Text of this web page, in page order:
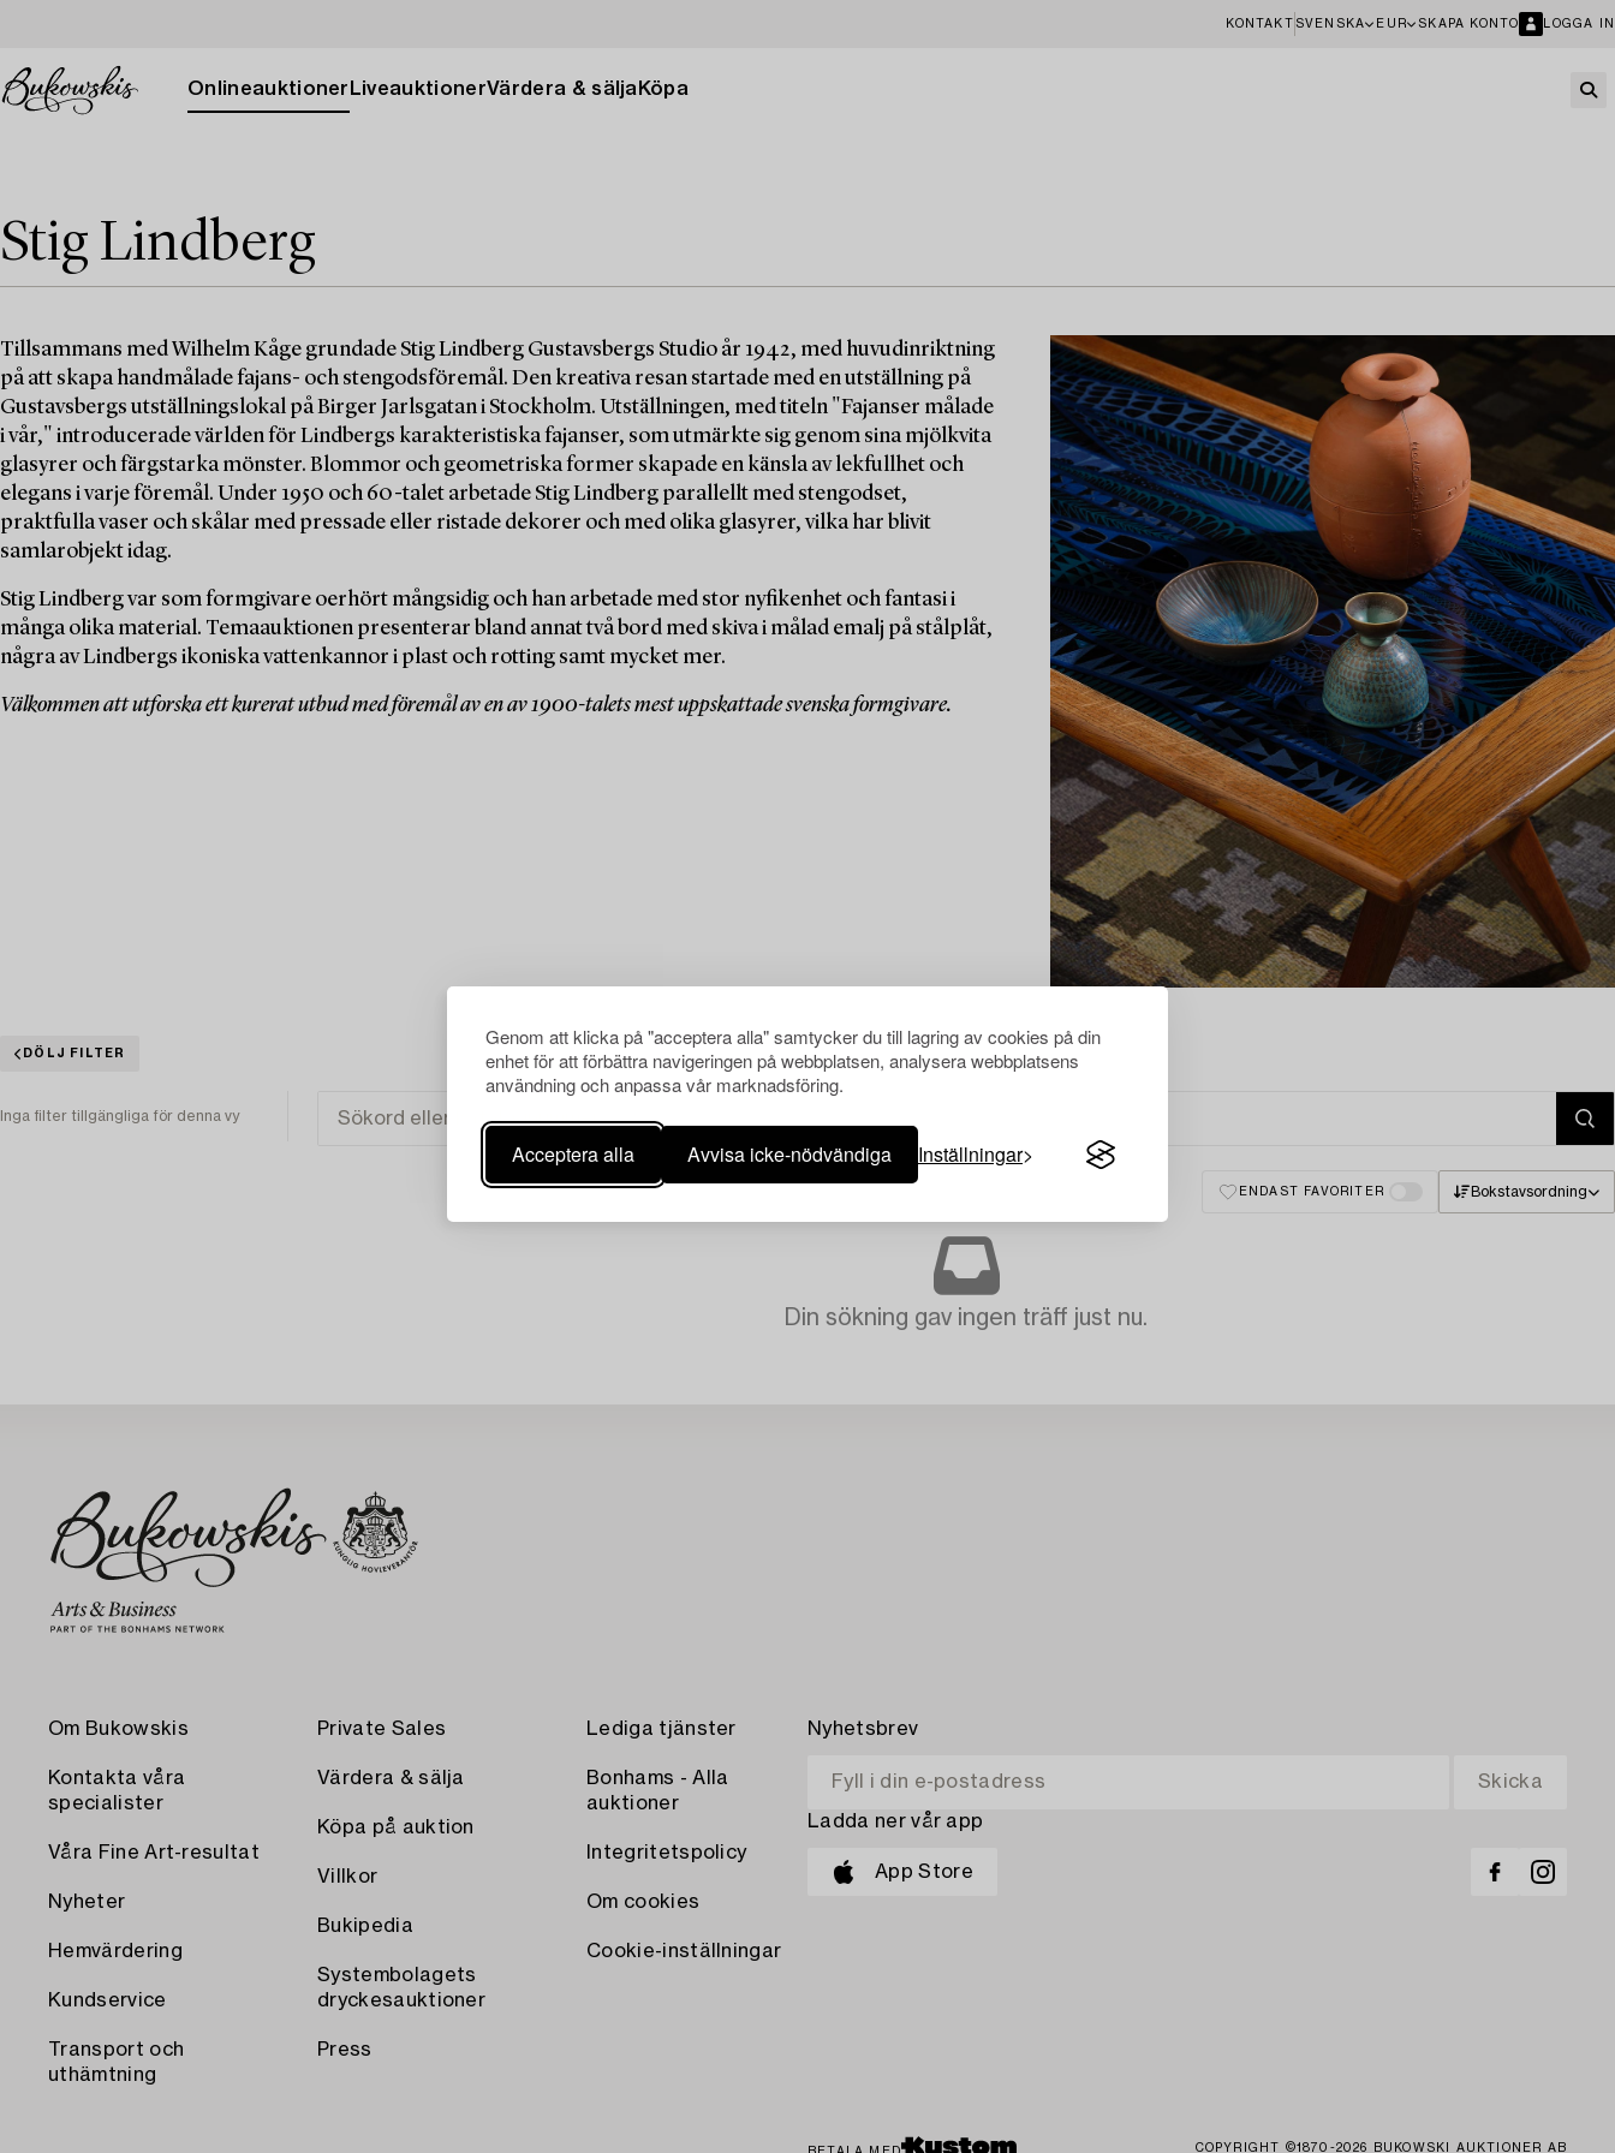
Genom att klicka på "acceptera alla" samtycker du till lagring av cookies på din
enhet för att förbättra navigeringen på webbplatsen, analysera webbplatsens
användning och anpassa vår marknadsföring.
Acceptera alla Avvisa icke-nödvändiga Inställningar
KONTAKT SVENSKA EUR SKAPA KONTO LOGGA IN
Onlineauktioner LiveauktionerVärdera & sälja Köpa
Stig Lindberg
Tillsammans med Wilhelm Kåge grundade Stig Lindberg Gustavsbergs Studio år 1942, med huvudinriktning
på att skapa handmålade fajans- och stengodsföremål. Den kreativa resan startade med en utställning på
Gustavsbergs utställningslokal på Birger Jarlsgatan i Stockholm. Utställningen, med titeln "Fajanser målade
i vår," introducerade världen för Lindbergs karakteristiska fajanser, som utmärkte sig genom sina mjölkvita
glasyrer och färgstarka mönster. Blommor och geometriska former skapade en känsla av lekfullhet och
elegans i varje föremål. Under 1950 och 60-talet arbetade Stig Lindberg parallellt med stengodset,
praktfulla vaser och skålar med pressade eller ristade dekorer och med olika glasyrer, vilka har blivit
samlarobjekt idag.
Stig Lindberg var som formgivare oerhört mångsidig och han arbetade med stor nyfikenhet och fantasi i
många olika material. Temaauktionen presenterar bland annat två bord med skiva i målad emalj på stålplåt,
några av Lindbergs ikoniska vattenkannor i plast och rotting samt mycket mer.
Välkommen att utforska ett kurerat utbud med föremål av en av 1900-talets mest uppskattade svenska formgivare.
DÖLJ FILTER
Inga filter tillgängliga för denna vy
ENDAST FAVORITER Bokstavsordning
Din sökning gav ingen träff just nu.
Om Bukowskis
Kontakta våra
specialister
Våra Fine Art-resultat
Nyheter
Hemvärdering
Kundservice
Transport och
uthämtning
Private Sales
Värdera & sälja
Köpa på auktion
Villkor
Bukipedia
Systembolagets
dryckesauktioner
Press
Lediga tjänster
Bonhams - Alla
auktioner
Integritetspolicy
Om cookies
Cookie-inställningar
Nyhetsbrev
Ladda ner vår app
App Store
COPYRIGHT ©1870-2026 BUKOWSKI AUKTIONER AB